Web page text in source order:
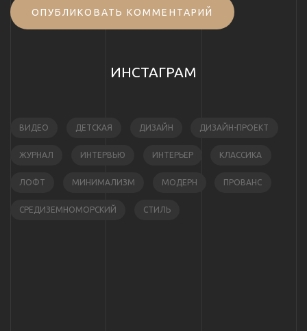
ОПУБЛИКОВАТЬ КОММЕНТАРИЙ
ИНСТАГРАМ
ВИДЕО ДЕТСКАЯ ДИЗАЙН ДИЗАЙН-ПРОЕКТ
ЖУРНАЛ ИНТЕРВЬЮ ИНТЕРЬЕР КЛАССИКА
ЛОФТ МИНИМАЛИЗМ МОДЕРН ПРОВАНС
СРЕДИЗЕМНОМОРСКИЙ СТИЛЬ